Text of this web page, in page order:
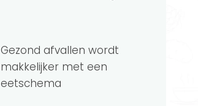
Gezond afvallen wordt
makkelijker met een
eetschema